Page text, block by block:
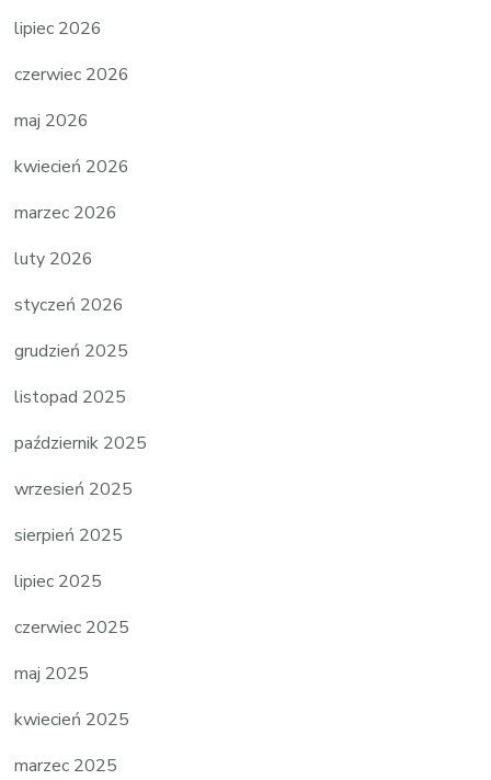
lipiec 2026
czerwiec 2026
maj 2026
kwiecień 2026
marzec 2026
luty 2026
styczeń 2026
grudzień 2025
listopad 2025
październik 2025
wrzesień 2025
sierpień 2025
lipiec 2025
czerwiec 2025
maj 2025
kwiecień 2025
marzec 2025